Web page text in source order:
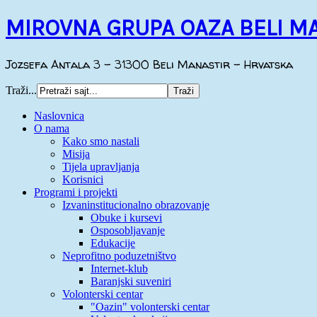
MIROVNA GRUPA OAZA BELI
Jozsefa Antala 3 - 31300 Beli Manastir - Hrvatska
Traži...
Naslovnica
O nama
Kako smo nastali
Misija
Tijela upravljanja
Korisnici
Programi i projekti
Izvaninstitucionalno obrazovanje
Obuke i kursevi
Osposobljavanje
Edukacije
Neprofitno poduzetništvo
Internet-klub
Baranjski suveniri
Volonterski centar
"Oazin" volonterski centar